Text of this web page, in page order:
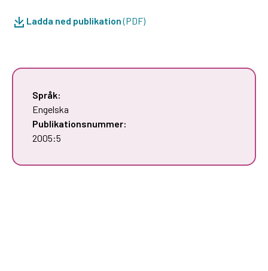
Ladda ned publikation(PDF)
Språk:
Engelska
Publikationsnummer:
2005:5